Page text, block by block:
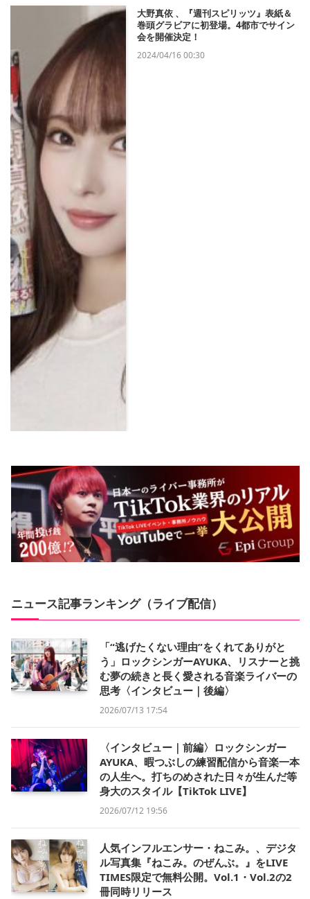
大野真依 、『週刊スピリッツ』表紙＆
巻頭グラビアに初登場。4都市でサイン
会を開催決定！
2024/04/16 00:30
ニュース記事ランキング（ライブ配信）
「“逃げたくない理由”をくれてありがと
う」ロックシンガーAYUKA、リスナーと挑
む夢の続きと長く愛される音楽ライバーの
思考〈インタビュー｜後編〉
2026/07/13 17:54
〈インタビュー｜前編〉ロックシンガー
AYUKA、暇つぶしの練習配信から音楽一本
の人生へ。打ちのめされた日々が生んだ等
身大のスタイル【TikTok LIVE】
2026/07/12 19:56
人気インフルエンサー・ねこみ。、デジタ
ル写真集『ねこみ。のぜんぶ。』をLIVE
TIMES限定で無料公開。Vol.1・Vol.2の2
冊同時リリース